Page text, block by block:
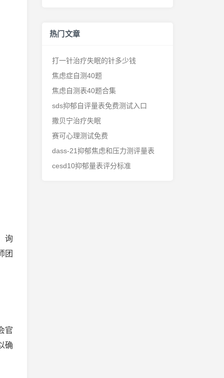
询
团
官
确
热门文章
打一针治疗失眠的针多少钱
焦虑症自测40题
焦虑自测表40题合集
sds抑郁自评量表免费测试入口
撒贝宁治疗失眠
赛可心理测试免费
dass-21抑郁焦虑和压力测评量表
cesd10抑郁量表评分标准